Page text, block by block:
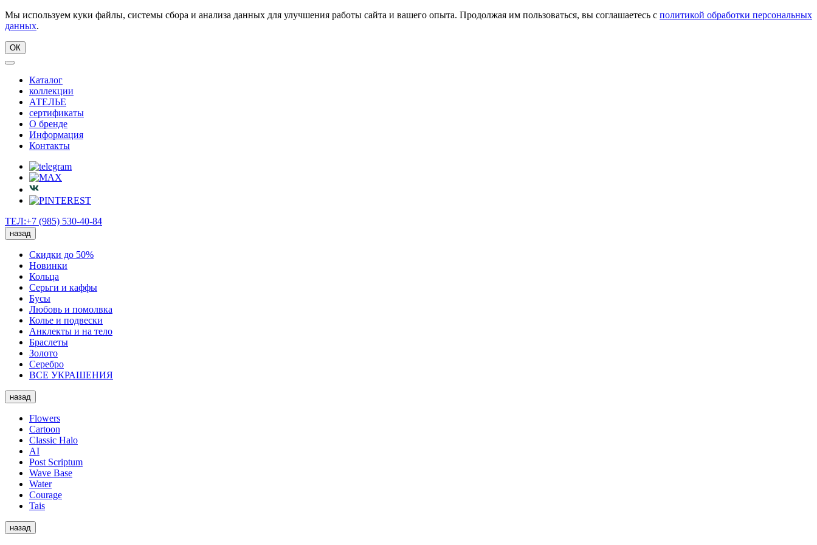
Мы используем куки файлы, системы сбора и анализа данных для улучшения работы сайта и вашего опыта. Продолжая им пользоваться, вы соглашаетесь с политикой обработки персональных
данных.
ОК
Каталог
коллекции
АТЕЛЬЕ
сертификаты
О бренде
Информация
Контакты
ТЕЛ:+7 (985) 530-40-84
назад
Скидки до 50%
Новинки
Кольца
Серьги и каффы
Бусы
Любовь и помолвка
Колье и подвески
Анклекты и на тело
Браслеты
Золото
Серебро
ВСЕ УКРАШЕНИЯ
назад
Flowers
Cartoon
Classic Halo
AI
Post Scriptum
Wave Base
Water
Courage
Tais
назад